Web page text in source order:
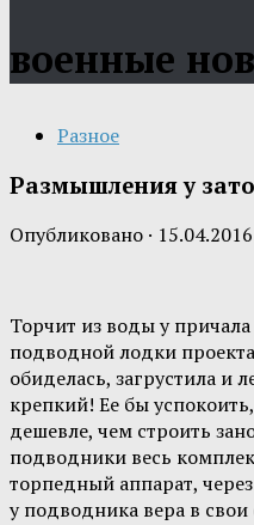
военные
Разное
Размышления у
Опубликовано · 15.04.2016
Торчит из воды у
подводной лодки
обиделась, загрустила и
крепкий! Ее бы
дешевле, чем строить
подводники весь
торпедный аппарат,
у подводника вера в свои